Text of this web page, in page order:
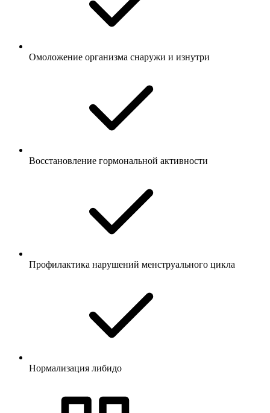
Омоложение организма снаружи и изнутри
Восстановление гормональной активности
Профилактика нарушений менструального цикла
Нормализация либидо